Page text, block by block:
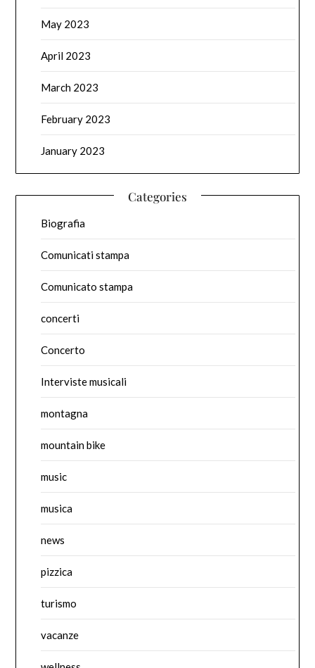
May 2023
April 2023
March 2023
February 2023
January 2023
Categories
Biografia
Comunicati stampa
Comunicato stampa
concerti
Concerto
Interviste musicali
montagna
mountain bike
music
musica
news
pizzica
turismo
vacanze